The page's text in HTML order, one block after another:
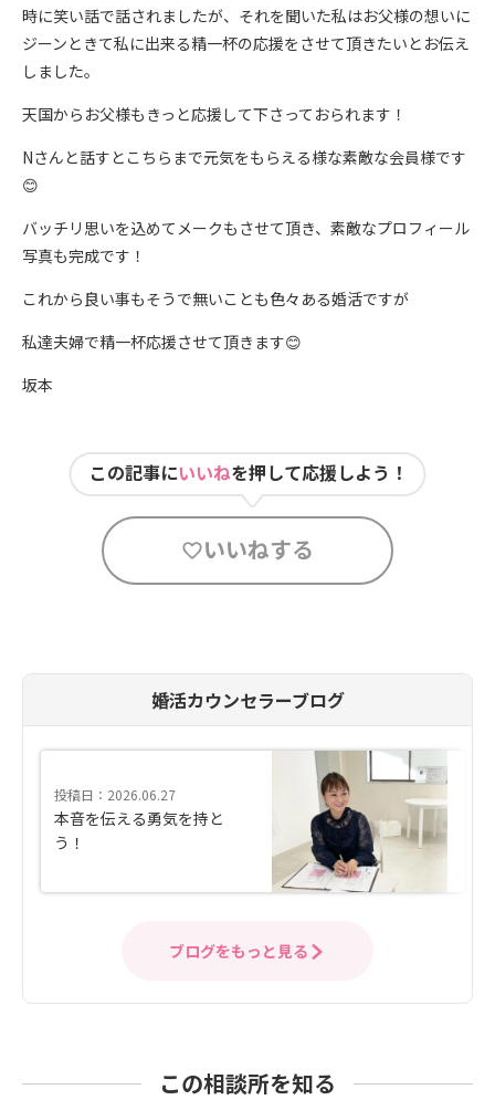
時に笑い話で話されましたが、それを聞いた私はお父様の想いに
ジーンときて私に出来る精一杯の応援をさせて頂きたいとお伝え
しました。
天国からお父様もきっと応援して下さっておられます！
Nさんと話すとこちらまで元気をもらえる様な素敵な会員様です
😊
バッチリ思いを込めてメークもさせて頂き、素敵なプロフィール
写真も完成です！
これから良い事もそうで無いことも色々ある婚活ですが
私達夫婦で精一杯応援させて頂きます😊
坂本
この記事にいいねを押して応援しよう！
いいねする
婚活カウンセラーブログ
投稿日：2026.06.27
本音を伝える勇気を持と
う！
ブログをもっと見る
この相談所を知る